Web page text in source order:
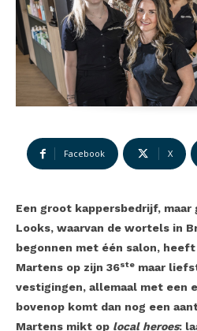
Facebook X
Een groot kappersbedrijf, maar
Looks, waarvan de wortels in
begonnen met één salon, heeft
Martens op zijn 36ste maar
vestigingen, allemaal met een
bovenop komt dan nog een
Martens mikt op local heroes: